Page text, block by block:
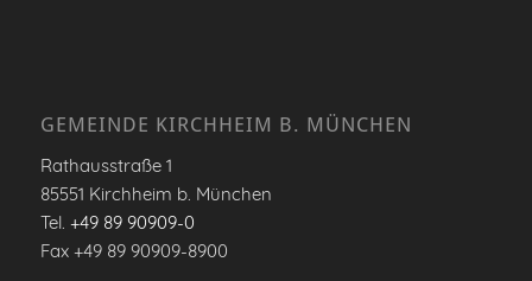
GEMEINDE KIRCHHEIM B. MÜNCHEN
Rathausstraße 1
85551 Kirchheim b. München
Tel. +49 89 90909-0
Fax +49 89 90909-8900